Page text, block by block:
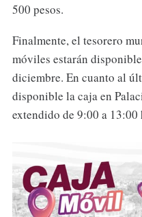
500 pesos.
Finalmente, el tesorero
móviles estarán
diciembre. En cuanto al
disponible la caja en
extendido de 9:00 a 13:00